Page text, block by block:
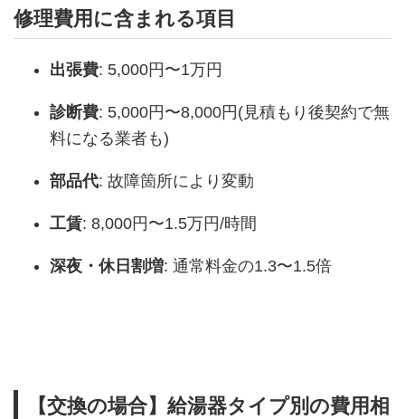
修理費用に含まれる項目
出張費: 5,000円〜1万円
診断費: 5,000円〜8,000円(見積もり後契約で無
料になる業者も)
部品代: 故障箇所により変動
工賃: 8,000円〜1.5万円/時間
深夜・休日割増: 通常料金の1.3〜1.5倍
【交換の場合】給湯器タイプ別の費用相